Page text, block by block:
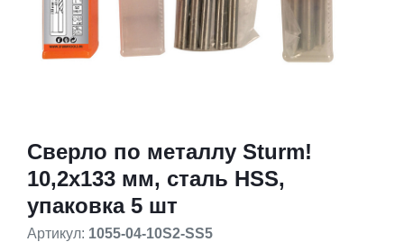
Сверло по металлу Sturm!
10,2х133 мм, сталь HSS,
упаковка 5 шт
Артикул: 1055-04-10S2-SS5